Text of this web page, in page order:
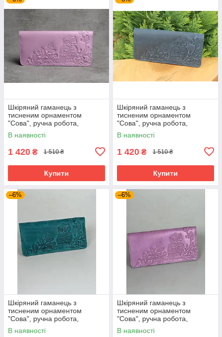
Шкіряний гаманець з
тисненим орнаментом
"Сова", ручна робота,
бузкового кольору, 20х10 см
В наявності
1 420 ₴ 1 510 ₴
Купити
Шкіряний гаманець з
тисненим орнаментом
"Сова", ручна робота,
синього кольору, 20х10 см
В наявності
1 420 ₴ 1 510 ₴
Купити
–6%
Шкіряний гаманець з
тисненим орнаментом
"Сова", ручна робота,
бірюзового кольору, 20х10 см
В наявності
–6%
Шкіряний гаманець з
тисненим орнаментом
"Сова", ручна робота,
рожевого кольору, 20х10 см
В наявності